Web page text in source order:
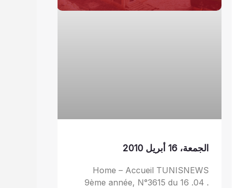
الجمعة، 16 أبريل 2010
Home – Accueil TUNISNEWS
9ème année, N°3615 du 16 .04 .